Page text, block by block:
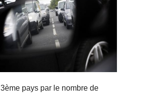
pays par le nombre de